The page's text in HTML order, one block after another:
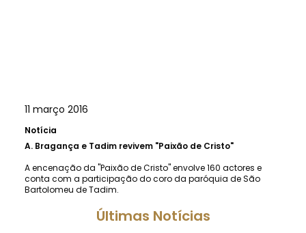
11 março 2016
Notícia
A. Bragança e Tadim revivem "Paixão de Cristo"
A encenação da "Paixão de Cristo" envolve 160 actores e
conta com a participação do coro da paróquia de São
Bartolomeu de Tadim.
Últimas Notícias